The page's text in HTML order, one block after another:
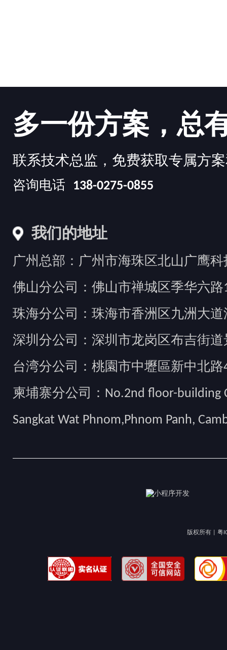
多一份方案，总
联系技术总监，免费获取专属方
咨询电话 138-0275-0855
我们的地址
广州总部：广州市海珠区北山广鹰科
佛山分公司：佛山市禅城区季华六路
珠海分公司：珠海市香洲区九洲大道
深圳分公司：深圳市龙岗区布吉街
台湾分公司：桃園市中壢區新中北路
柬埔寨分公司：No.2nd floor-building
Sangkat Wat Phnom,Phnom Panh,
版权所有 | 粤